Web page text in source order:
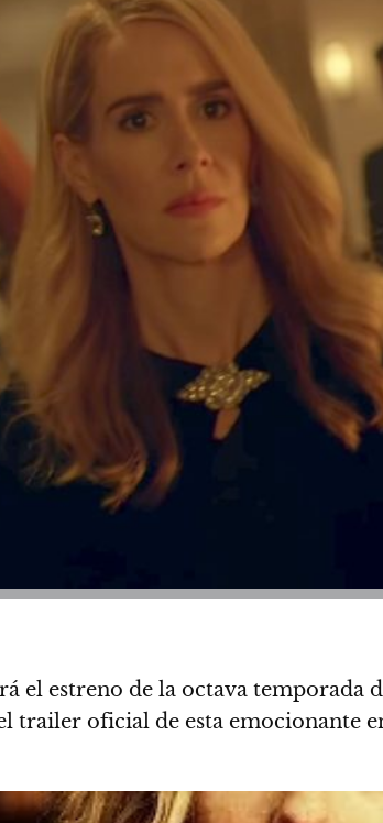
el estreno de la octava temporada
trailer oficial de esta emocionante